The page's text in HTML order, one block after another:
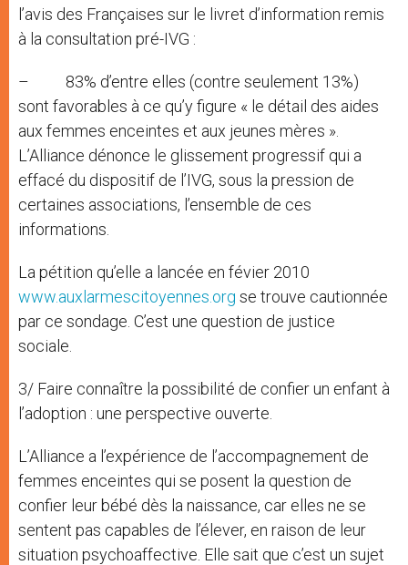
l’avis des Françaises sur le livret d’information remis
à la consultation pré-IVG :
– 83% d’entre elles (contre seulement 13%)
sont favorables à ce qu’y figure « le détail des aides
aux femmes enceintes et aux jeunes mères ».
L’Alliance dénonce le glissement progressif qui a
effacé du dispositif de l’IVG, sous la pression de
certaines associations, l’ensemble de ces
informations.
La pétition qu’elle a lancée en févier 2010
www.auxlarmescitoyennes.org se trouve cautionnée
par ce sondage. C’est une question de justice
sociale.
3/ Faire connaître la possibilité de confier un enfant à
l’adoption : une perspective ouverte.
L’Alliance a l’expérience de l’accompagnement de
femmes enceintes qui se posent la question de
confier leur bébé dès la naissance, car elles ne se
sentent pas capables de l’élever, en raison de leur
situation psychoaffective. Elle sait que c’est un sujet